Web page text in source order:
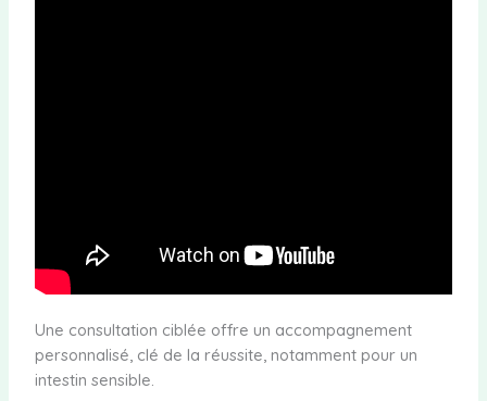
Une consultation ciblée offre un accompagnement
personnalisé, clé de la réussite, notamment pour un
intestin sensible.